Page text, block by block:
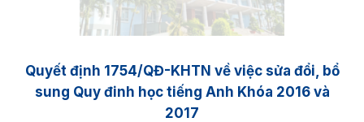
Quyết định 1754/QĐ-KHTN về việc sửa đổi, bổ
sung Quy đinh học tiếng Anh Khóa 2016 và
2017